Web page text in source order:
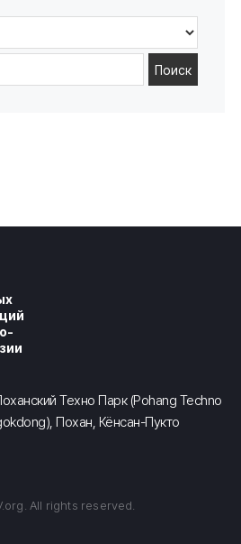
Поиск
Техно Парк (Pohang Techno
Похан, Кёнсан-Пукто
All rights reserved.